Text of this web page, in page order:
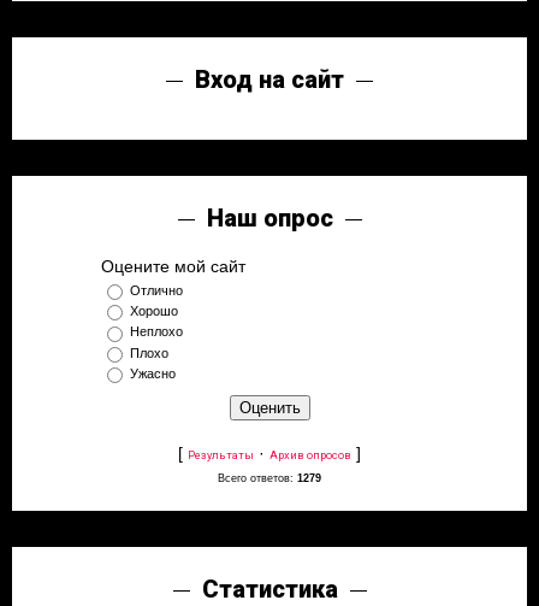
Вход на сайт
Наш опрос
Оцените мой сайт
Отлично
Хорошо
Неплохо
Плохо
Ужасно
[ Результаты · Архив опросов ]
Всего ответов: 1279
Статистика